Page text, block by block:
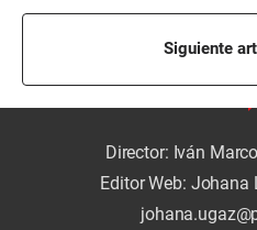
Siguiente
Director: Iván
Editor Web: Johana